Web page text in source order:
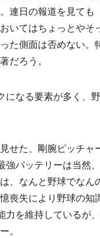
連日の報道を見ても
いてはちょっとやそ
た側面は否めない。
だろう。
になる要素が多く、
せた、剛腕ピッチャ
強バッテリーは当然
、なんと野球でなん
喪失により野球の知
力を維持しているが
。